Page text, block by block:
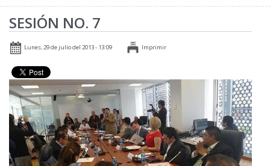
SESIÓN NO. 7
Lunes, 29 de julio del 2013 - 13:09 Imprimir